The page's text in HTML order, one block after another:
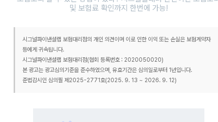
및 보험료 확인까지 한번에 가능!
시그널파이낸셜랩 보험대리점의 개인 의견이며 이로 인한 이익 또는 손실은 보험계약자
등에게 귀속됩니다.
시그널파이낸셜랩 보험대리점(협회 등록번호 : 2020050020)
본 광고는 광고심의기준을 준수하였으며, 유효기간은 심의일로부터 1년입니다.
준법감시인 심의필 제2025-2771호(2025. 9. 13 ~ 2026. 9. 12)